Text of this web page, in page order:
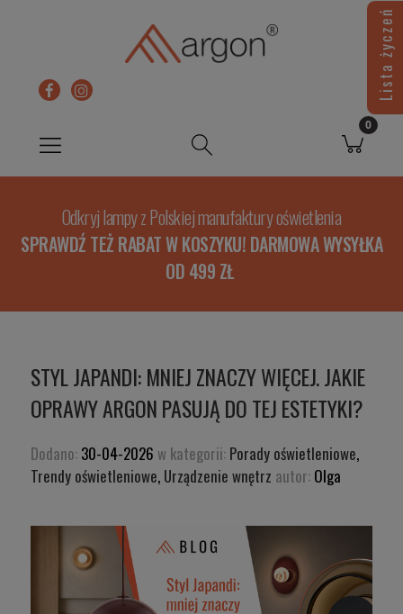
Odkryj lampy z Polskiej manufaktury oświetlenia
SPRAWDŹ TEŻ RABAT W KOSZYKU! DARMOWA WYSYŁKA
OD 499 ZŁ
STYL JAPANDI: MNIEJ ZNACZY WIĘCEJ. JAKIE
OPRAWY ARGON PASUJĄ DO TEJ ESTETYKI?
Dodano: 30-04-2026 w kategorii: Porady oświetleniowe,
Trendy oświetleniowe, Urządzenie wnętrz autor: Olga
Lista życzeń